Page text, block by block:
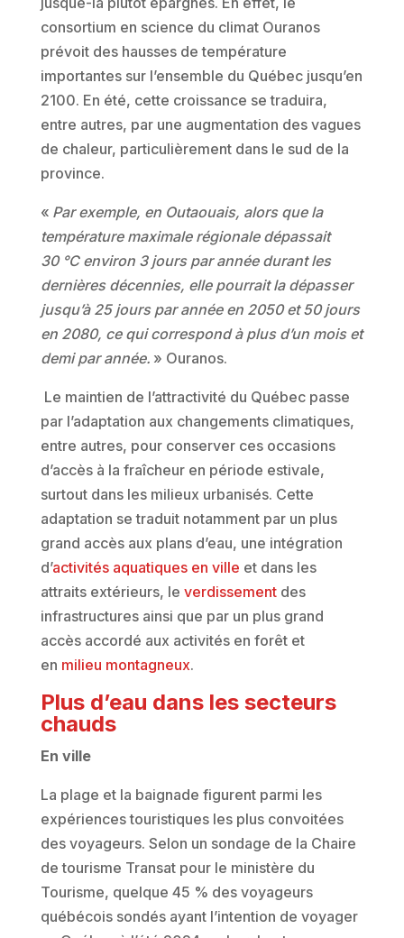
consortium en science du climat Ouranos
prévoit des hausses de température
importantes sur l’ensemble du Québec jusqu’en
2100. En été, cette croissance se traduira,
entre autres, par une augmentation des vagues
de chaleur, particulièrement dans le sud de la
province.
« Par exemple, en Outaouais, alors que la
température maximale régionale dépassait
30 °C environ 3 jours par année durant les
dernières décennies, elle pourrait la dépasser
jusqu’à 25 jours par année en 2050 et 50 jours
en 2080, ce qui correspond à plus d’un mois et
demi par année. » Ouranos.
Le maintien de l’attractivité du Québec passe
par l’adaptation aux changements climatiques,
entre autres, pour conserver ces occasions
d’accès à la fraîcheur en période estivale,
surtout dans les milieux urbanisés. Cette
adaptation se traduit notamment par un plus
grand accès aux plans d’eau, une intégration
d’activités aquatiques en ville et dans les
attraits extérieurs, le verdissementdes
infrastructures ainsi que par un plus grand
accès accordé aux activités en forêt et
en milieu montagneux.
Plus d’eau dans les secteurs
chauds
En ville
La plage et la baignade figurent parmi les
expériences touristiques les plus convoitées
des voyageurs. Selon un sondage de la Chaire
de tourisme Transat pour le ministère du
Tourisme, quelque 45 % des voyageurs
québécois sondés ayant l’intention de voyager